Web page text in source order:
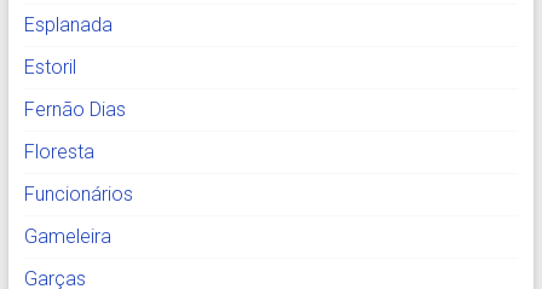
Esplanada
Estoril
Fernão Dias
Floresta
Funcionários
Gameleira
Garças